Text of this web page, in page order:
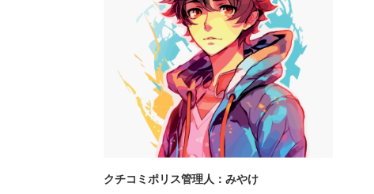
クチコミポリス管理人：みやけ